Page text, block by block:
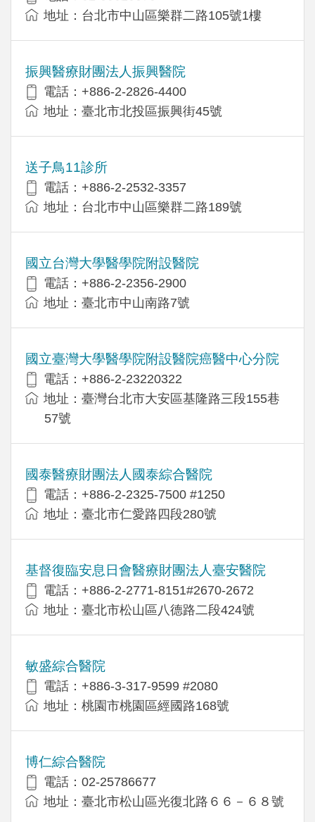
地址：台北市中山區樂群二路105號1樓
振興醫療財團法人振興醫院
電話：+886-2-2826-4400
地址：臺北市北投區振興街45號
送子鳥11診所
電話：+886-2-2532-3357
地址：台北巿中山區樂群二路189號
國立台灣大學醫學院附設醫院
電話：+886-2-2356-2900
地址：臺北市中山南路7號
國立臺灣大學醫學院附設醫院癌醫中心分院
電話：+886-2-23220322
地址：臺灣台北市大安區基隆路三段155巷
57號
國泰醫療財團法人國泰綜合醫院
電話：+886-2-2325-7500 #1250
地址：臺北市仁愛路四段280號
基督復臨安息日會醫療財團法人臺安醫院
電話：+886-2-2771-8151#2670-2672
地址：臺北市松山區八德路二段424號
敏盛綜合醫院
電話：+886-3-317-9599 #2080
地址：桃園市桃園區經國路168號
博仁綜合醫院
電話：02-25786677
地址：臺北市松山區光復北路６６－６８號